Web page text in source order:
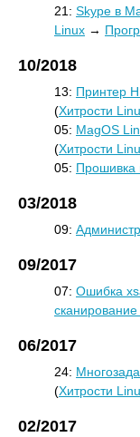
21: Skype в
Linux →
10/2018
13: Принтер
(Хитрости
05: MagOS
(Хитрости
05: Прошивка
03/2018
09:
09/2017
07: Ошибка
06/2017
24:
(Хитрости
02/2017